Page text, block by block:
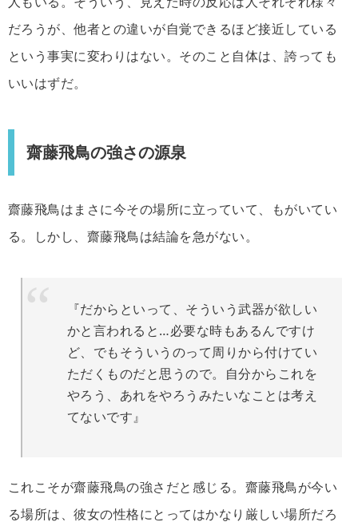
だろうが、他者との違いが自覚できるほど接近している
という事実に変わりはない。そのこと自体は、誇っても
いいはずだ。
齋藤飛鳥の強さの源泉
齋藤飛鳥はまさに今その場所に立っていて、もがいてい
る。しかし、齋藤飛鳥は結論を急がない。
『だからといって、そういう武器が欲しい
かと言われると…必要な時もあるんですけ
ど、でもそういうのって周りから付けてい
ただくものだと思うので。自分からこれを
やろう、あれをやろうみたいなことは考え
てないです』
これこそが齋藤飛鳥の強さだと感じる。齋藤飛鳥が今い
る場所は、彼女の性格にとってはかなり厳しい場所だろ